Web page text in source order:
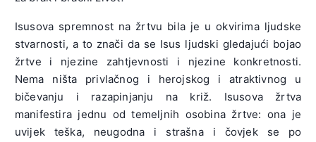
Isusova spremnost na žrtvu bila je u okvirima ljudske
stvarnosti, a to znači da se Isus ljudski gledajući bojao
žrtve i njezine zahtjevnosti i njezine konkretnosti.
Nema ništa privlačnog i herojskog i atraktivnog u
bičevanju i razapinjanju na križ. Isusova žrtva
manifestira jednu od temeljnih osobina žrtve: ona je
uvijek teška, neugodna i strašna i čovjek se po